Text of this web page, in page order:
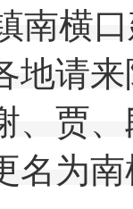
南横口
地请
、贾
名为